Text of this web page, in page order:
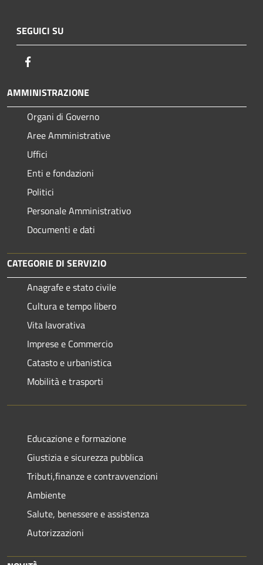
SEGUICI SU
AMMINISTRAZIONE
Organi di Governo
Aree Amministrative
Uffici
Enti e fondazioni
Politici
Personale Amministrativo
Documenti e dati
CATEGORIE DI SERVIZIO
Anagrafe e stato civile
Cultura e tempo libero
Vita lavorativa
Imprese e Commercio
Catasto e urbanistica
Mobilità e trasporti
Educazione e formazione
Giustizia e sicurezza pubblica
Tributi,finanze e contravvenzioni
Ambiente
Salute, benessere e assistenza
Autorizzazioni